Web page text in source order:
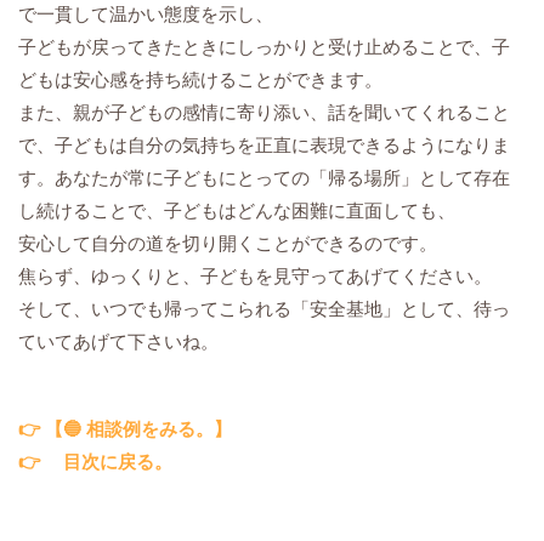
で一貫して温かい態度を示し、
子どもが戻ってきたときにしっかりと受け止めることで、子
どもは安心感を持ち続けることができます。
また、親が子どもの感情に寄り添い、話を聞いてくれること
で、子どもは自分の気持ちを正直に表現できるようになりま
す。あなたが常に子どもにとっての「帰る場所」として存在
し続けることで、子どもはどんな困難に直面しても、
安心して自分の道を切り開くことができるのです。
焦らず、ゆっくりと、子どもを見守ってあげてください。
そして、いつでも帰ってこられる「安全基地」として、待っ
ていてあげて下さいね。
👉 【🔵 相談例をみる。】
👉
目次に戻る。